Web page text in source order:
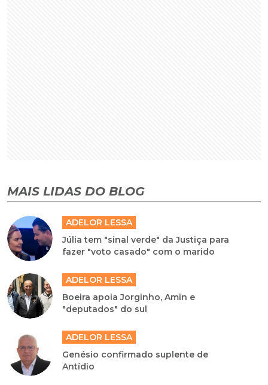
MAIS LIDAS DO BLOG
ADELOR LESSA
Júlia tem "sinal verde" da Justiça para
fazer "voto casado" com o marido
ADELOR LESSA
Boeira apoia Jorginho, Amin e
"deputados" do sul
ADELOR LESSA
Genésio confirmado suplente de
Antídio